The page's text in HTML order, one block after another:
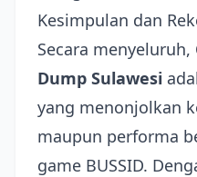
Kesimpulan dan
Secara menyeluruh,
Dump Sulawesi
yang menonjolkan
maupun performa
game BUSSID.